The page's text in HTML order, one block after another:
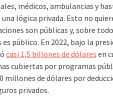
médicos, ambulancias y
lógica privada. Esto no
son públicas y, sobre
es público. En 2022, bajo la
casi 1,5 billones de dólares en
cubiertas por programas
millones de dólares por
privados.